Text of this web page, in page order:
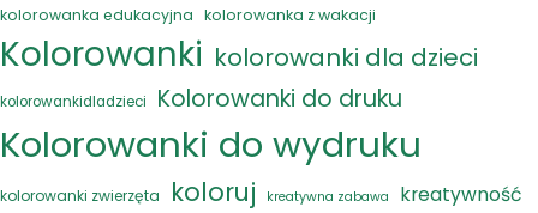
kolorowanka edukacyjna kolorowanka z wakacji
Kolorowanki kolorowanki dla dzieci
kolorowankidladzieci Kolorowanki do druku
Kolorowanki do wydruku
kolorowanki zwierzęta koloruj kreatywna zabawa kreatywność